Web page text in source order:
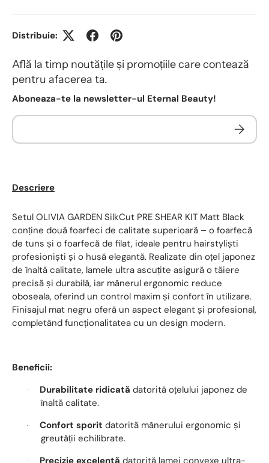
Distribuie:
Află la timp noutățile și promoțiile care contează
pentru afacerea ta.
Aboneaza-te la newsletter-ul Eternal Beauty!
Descriere
Setul OLIVIA GARDEN SilkCut PRE SHEAR KIT Matt Black
conține două foarfeci de calitate superioară – o foarfecă
de tuns și o foarfecă de filat, ideale pentru hairstyliști
profesioniști și o husă elegantă. Realizate din oțel japonez
de înaltă calitate, lamele ultra ascuțite asigură o tăiere
precisă și durabilă, iar mânerul ergonomic reduce
oboseala, oferind un control maxim și confort în utilizare.
Finisajul mat negru oferă un aspect elegant și profesional,
completând funcționalitatea cu un design modern.
Beneficii:
· Durabilitate ridicată datorită oțelului japonez de
înaltă calitate.
· Confort sporit datorită mânerului ergonomic și
greutății echilibrate.
· Precizie excelentă datorită lamei convexe ultra-